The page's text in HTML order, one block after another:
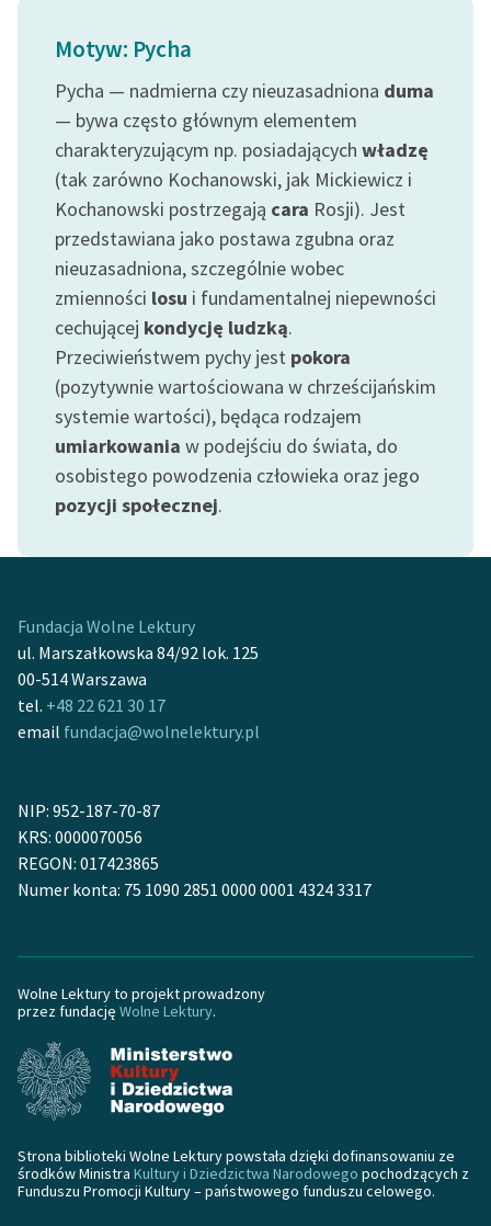
szkolnych i literatury do
słuchania dla uczennic i
uczniów z
niepełnosprawnościami
Feministyczne inspiracje.
Popularyzacja
skandynawskiej literatury
feministycznej
Ręce pełne poezji
Kolekcje edukacyjne
twórców przechodzących
do domeny publicznej,
lektur szkolnych oraz
Starego Testamentu
Odkurzamy bohaterów
Szkoła Poezji Wolnych
Lektur
O nas
O projekcie
Zespół
Wolnych Lektur
Logotypy
Materiały promocyjne
Dane fundacji i
sprawozdania finansowe
Regulamin darowizn
wrażliwych
Motyw: Pycha
Pycha — nadmierna czy nieuzasadniona duma
— bywa często głównym elementem
charakteryzującym np. posiadających władzę
(tak zarówno Kochanowski, jak Mickiewicz i
Kochanowski postrzegają cara Rosji). Jest
przedstawiana jako postawa zgubna oraz
nieuzasadniona, szczególnie wobec
zmienności losu i fundamentalnej niepewności
cechującej kondycję ludzką.
Przeciwieństwem pychy jest pokora
(pozytywnie wartościowana w chrześcijańskim
systemie wartości), będąca rodzajem
umiarkowania w podejściu do świata, do
osobistego powodzenia człowieka oraz jego
pozycji społecznej.
Fundacja Wolne Lektury
ul. Marszałkowska 84/92 lok. 125
00-514 Warszawa
tel. +48 22 621 30 17
email fundacja@wolnelektury.pl
NIP: 952-187-70-87
KRS: 0000070056
REGON: 017423865
Numer konta: 75 1090 2851 0000 0001 4324 3317
Wolne Lektury to projekt prowadzony
przez fundację Wolne Lektury.
Strona biblioteki Wolne Lektury powstała dzięki dofinansowaniu ze
środków Ministra Kultury i Dziedzictwa Narodowego pochodzących z
Funduszu Promocji Kultury – państwowego funduszu celowego.